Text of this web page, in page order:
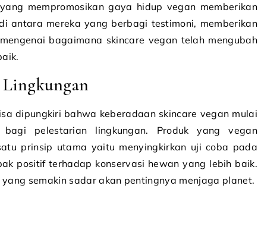
mempromosikan gaya hidup vegan memberikan
antara mereka yang berbagi testimoni, memberikan
bagaimana skincare vegan telah mengubah
dipungkiri bahwa keberadaan skincare vegan mulai
pelestarian lingkungan. Produk yang vegan
prinsip utama yaitu menyingkirkan uji coba pada
positif terhadap konservasi hewan yang lebih baik.
semakin sadar akan pentingnya menjaga planet.